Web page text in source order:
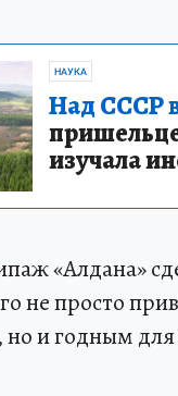
НАУКА
Над СССР
изучала
«Алдана»
не просто
но и годным